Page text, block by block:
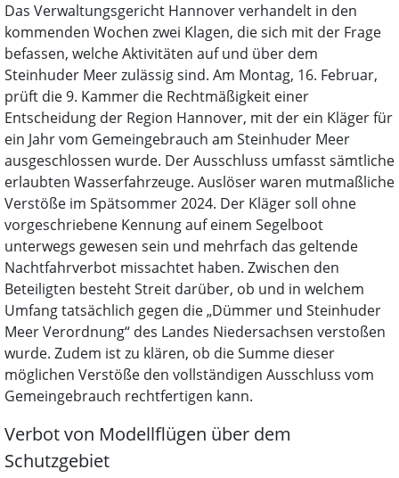
Das Verwaltungsgericht Hannover verhandelt in den
kommenden Wochen zwei Klagen, die sich mit der Frage
befassen, welche Aktivitäten auf und über dem
Steinhuder Meer zulässig sind. Am Montag, 16. Februar,
prüft die 9. Kammer die Rechtmäßigkeit einer
Entscheidung der Region Hannover, mit der ein Kläger für
ein Jahr vom Gemeingebrauch am Steinhuder Meer
ausgeschlossen wurde. Der Ausschluss umfasst sämtliche
erlaubten Wasserfahrzeuge. Auslöser waren mutmaßliche
Verstöße im Spätsommer 2024. Der Kläger soll ohne
vorgeschriebene Kennung auf einem Segelboot
unterwegs gewesen sein und mehrfach das geltende
Nachtfahrverbot missachtet haben. Zwischen den
Beteiligten besteht Streit darüber, ob und in welchem
Umfang tatsächlich gegen die „Dümmer und Steinhuder
Meer Verordnung“ des Landes Niedersachsen verstoßen
wurde. Zudem ist zu klären, ob die Summe dieser
möglichen Verstöße den vollständigen Ausschluss vom
Gemeingebrauch rechtfertigen kann.
Verbot von Modellflügen über dem
Schutzgebiet